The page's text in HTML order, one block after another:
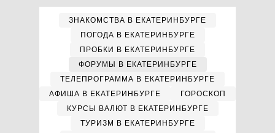
ЗНАКОМСТВА В ЕКАТЕРИНБУРГЕ
ПОГОДА В ЕКАТЕРИНБУРГЕ
ПРОБКИ В ЕКАТЕРИНБУРГЕ
ФОРУМЫ В ЕКАТЕРИНБУРГЕ
ТЕЛЕПРОГРАММА В ЕКАТЕРИНБУРГЕ
АФИША В ЕКАТЕРИНБУРГЕ
ГОРОСКОП
КУРСЫ ВАЛЮТ В ЕКАТЕРИНБУРГЕ
ТУРИЗМ В ЕКАТЕРИНБУРГЕ